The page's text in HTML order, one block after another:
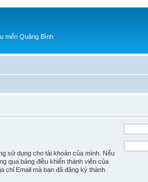
mến Quảng Bình
sử dụng cho tài khoản của mình. Nếu
qua bảng điều khiển thành viên của
chỉ Email mà bạn đã đăng ký thành